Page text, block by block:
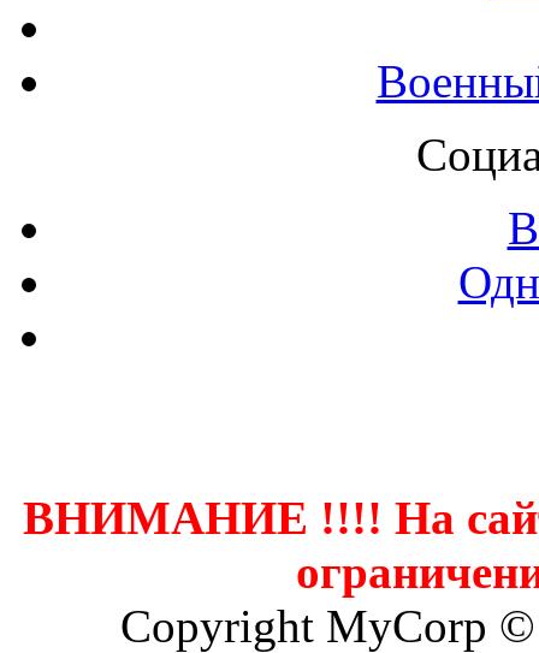
ВНИМАНИЕ !!!! На
Copyright MyCorp